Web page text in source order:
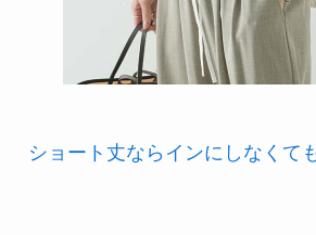
ショート丈ならインにしなくて